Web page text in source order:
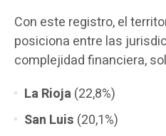
Con este registro, el
posiciona entre las
complejidad financiera,
La Rioja(22,8%)
San Luis (20,1%)